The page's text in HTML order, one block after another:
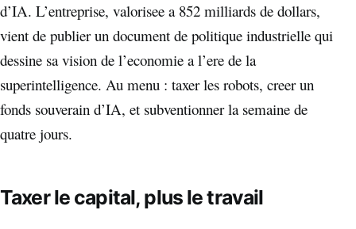
d’IA. L’entreprise, valorisee a 852 milliards de dollars,
vient de publier un document de politique industrielle qui
dessine sa vision de l’economie a l’ere de la
superintelligence. Au menu : taxer les robots, creer un
fonds souverain d’IA, et subventionner la semaine de
quatre jours.
Taxer le capital, plus le travail